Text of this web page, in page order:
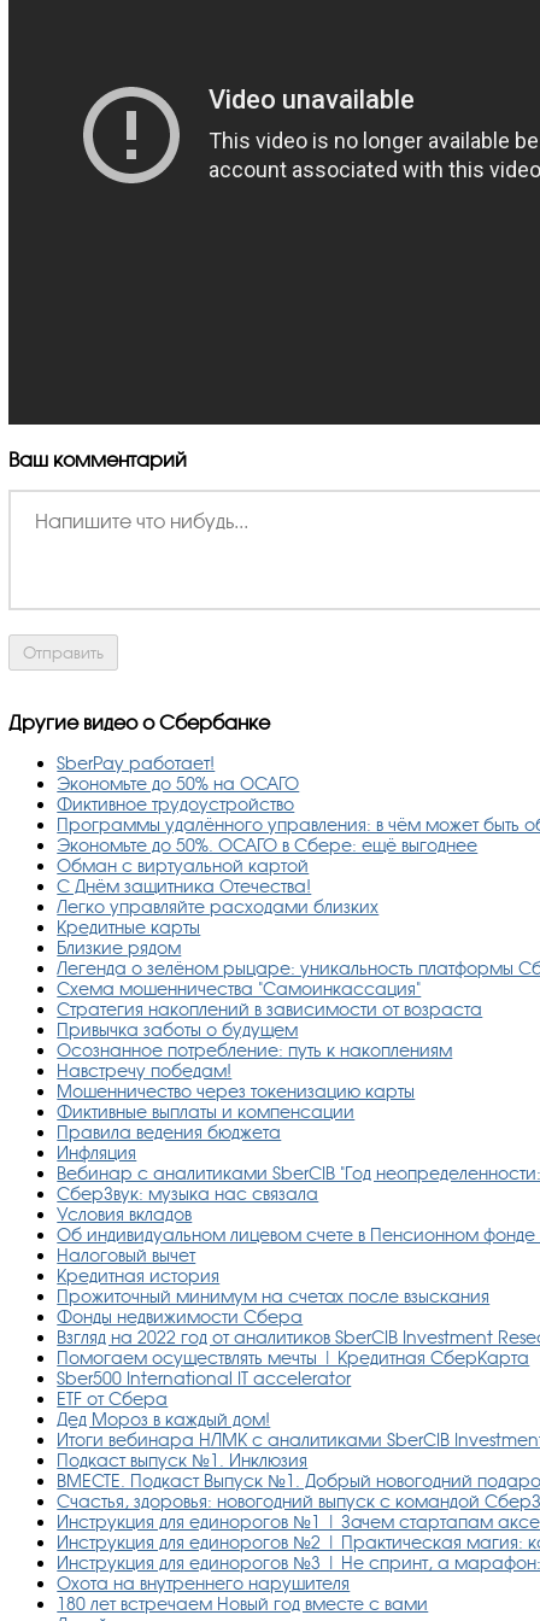
Ваш комментарий
Другие видео о Сбербанке
SberPay работает!
Экономьте до 50% на ОСАГО
Фиктивное трудоустройство
Программы удалённого управления: в чём может быть
Экономьте до 50%. ОСАГО в Сбере: ещё выгоднее
Обман с виртуальной картой
С Днём защитника Отечества!
Легко управляйте расходами близких
Кредитные карты
Близкие рядом
Легенда о зелёном рыцаре: уникальность платформы
Схема мошенничества "Самоинкассация"
Стратегия накоплений в зависимости от возраста
Привычка заботы о будущем
Осознанное потребление: путь к накоплениям
Навстречу победам!
Мошенничество через токенизацию карты
Фиктивные выплаты и компенсации
Правила ведения бюджета
Инфляция
Вебинар с аналитиками SberCIB "Год
СберЗвук: музыка нас связала
Условия вкладов
Об индивидуальном лицевом счете в Пенсионном
Налоговый вычет
Кредитная история
Прожиточный минимум на счетах после взыскания
Фонды недвижимости Сбера
Взгляд на 2022 год от аналитиков SberCIB Investment
Помогаем осуществлять мечты | Кредитная СберКарта
Sber500 International IT accelerator
ETF от Сбера
Дед Мороз в каждый дом!
Итоги вебинара НЛМК с аналитиками SberCIB
Подкаст выпуск №1. Инклюзия
ВМЕСТЕ. Подкаст Выпуск №1. Добрый новогодний
Счастья, здоровья: новогодний выпуск с командой
Инструкция для единорогов №1 | Зачем стартапам
Инструкция для единорогов №2 | Практическая магия:
Инструкция для единорогов №3 | Не спринт, а марафон:
Охота на внутреннего нарушителя
180 лет встречаем Новый год вместе с вами